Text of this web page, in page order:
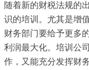
随着新的财税法规的
识的培训。尤其是增
财务部门要给予更多
利润最大化。培训公
作，又能充分发挥财